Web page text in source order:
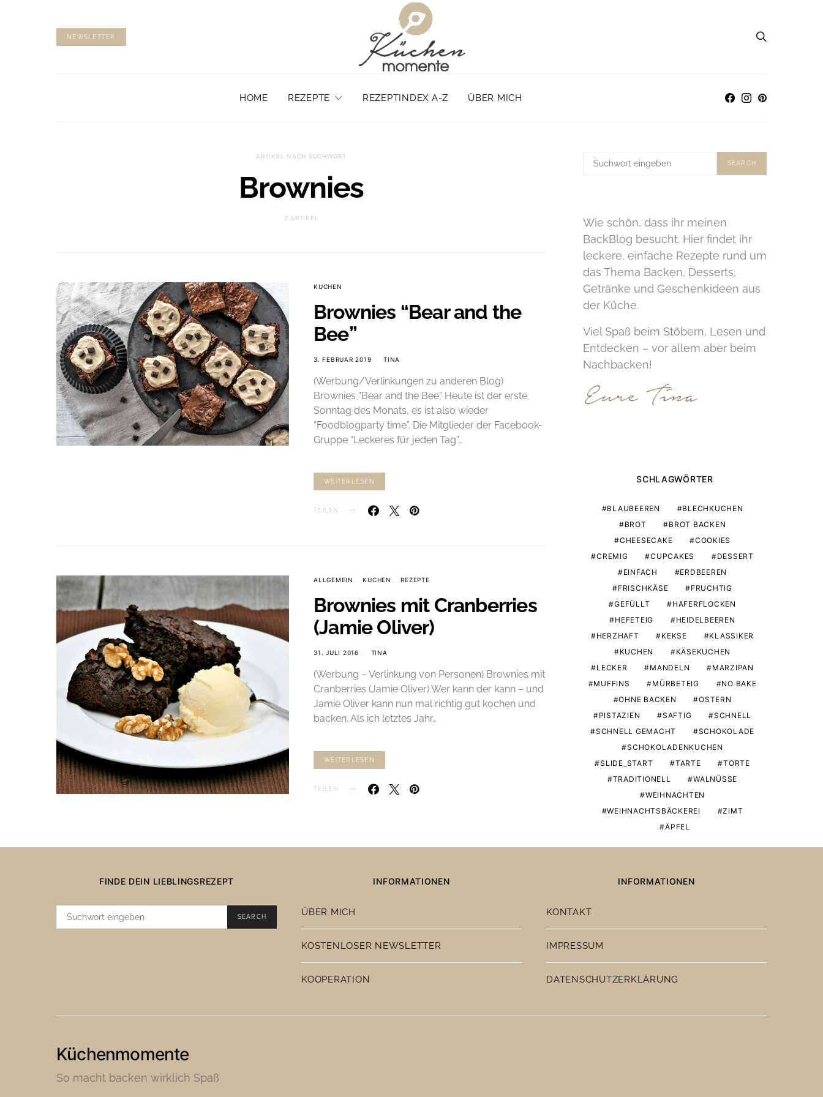
NEWSLETTER
HOME REZEPTE REZEPTINDEX A-Z ÜBER MICH
ARTIKEL NACH SUCHWORT
Brownies
2 ARTIKEL
KUCHEN
Brownies “Bear and the
Bee”
3. FEBRUAR 2019 TINA
(Werbung/Verlinkungen zu anderen Blog)
Brownies “Bear and the Bee” Heute ist der erste
Sonntag des Monats, es ist also wieder
“Foodblogparty time”. Die Mitglieder der Facebook-
Gruppe “Leckeres für jeden Tag”…
WEITERLESEN
TEILEN
ALLGEMEIN KUCHEN REZEPTE
Brownies mit Cranberries
(Jamie Oliver)
31. JULI 2016 TINA
(Werbung – Verlinkung von Personen) Brownies mit
Cranberries (Jamie Oliver) Wer kann der kann – und
Jamie Oliver kann nun mal richtig gut kochen und
backen. Als ich letztes Jahr…
WEITERLESEN
TEILEN
SUCHE
SEARCH
Wie schön, dass ihr meinen
BackBlog besucht. Hier findet ihr
leckere, einfache Rezepte rund um
das Thema Backen, Desserts,
Getränke und Geschenkideen aus
der Küche.
Viel Spaß beim Stöbern, Lesen und
Entdecken – vor allem aber beim
Nachbacken!
SCHLAGWÖRTER
BLAUBEEREN
BLECHKUCHEN
BROT
BROT BACKEN
CHEESECAKE
COOKIES
CREMIG
CUPCAKES
DESSERT
EINFACH
ERDBEEREN
FRISCHKÄSE
FRUCHTIG
GEFÜLLT
HAFERFLOCKEN
HEFETEIG
HEIDELBEEREN
HERZHAFT
KEKSE
KLASSIKER
KUCHEN
KÄSEKUCHEN
LECKER
MANDELN
MARZIPAN
MUFFINS
MÜRBETEIG
NO BAKE
OHNE BACKEN
OSTERN
PISTAZIEN
SAFTIG
SCHNELL
SCHNELL GEMACHT
SCHOKOLADE
SCHOKOLADENKUCHEN
SLIDE_START
TARTE
TORTE
TRADITIONELL
WALNÜSSE
WEIHNACHTEN
WEIHNACHTSBÄCKEREI
ZIMT
ÄPFEL
FINDE DEIN LIEBLINGSREZEPT
SUCHE
NACH:
SEARCH
INFORMATIONEN
ÜBER MICH
KOSTENLOSER NEWSLETTER
KOOPERATION
INFORMATIONEN
KONTAKT
IMPRESSUM
DATENSCHUTZERKLÄRUNG
Küchenmomente
So macht backen wirklich Spaß